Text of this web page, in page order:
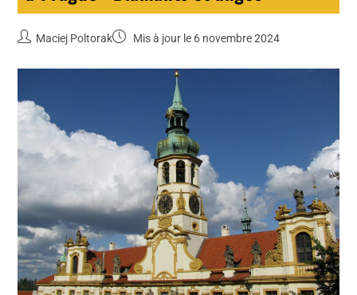
Maciej Poltorak Mis à jour le 6 novembre 2024